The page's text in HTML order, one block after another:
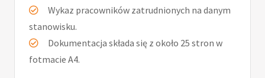
Wykaz pracowników zatrudnionych na danym
stanowisku.
Dokumentacja składa się z około 25 stron w
fotmacie A4.